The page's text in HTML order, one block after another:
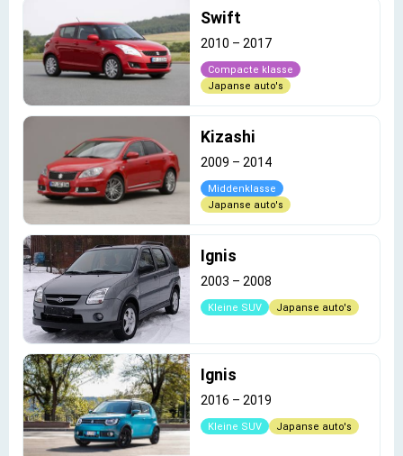
Swift
2010 – 2017
Compacte klasse
Japanse auto's
Kizashi
2009 – 2014
Middenklasse
Japanse auto's
Ignis
2003 – 2008
Kleine SUV Japanse auto's
Ignis
2016 – 2019
Kleine SUV Japanse auto's